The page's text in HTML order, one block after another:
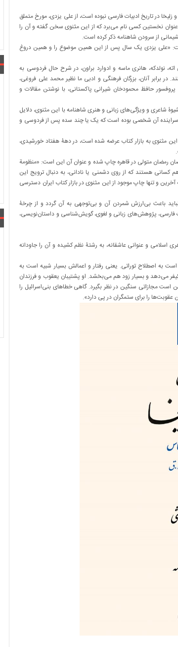
ق. نام و نشانی از مثنوی یوسف و زلیخا در تاریخ ادبیات فارسی نبوده است، از علی یزدی، مورخ متملق
عنوان نخستین کسی نام می‌برد که از این مثنوی سخن گفته و آن را
از سرودن شاهنامه ذکر کرده است.
«علی یزدی یک سال پس از این همین موضوع را و همین دروغ
نولدکه، هانری ماسه و ادوارد براون، در شرح حال فردوسی به
در برابر آنان، بزرگان فرهنگی و ادبی ما نظیر محمد علی فروغی،
حافظ محمودخان شیرانی پاکستانی، با نوشتن مقالات و
شاعری و ویژگی‌های زبانی و هنری شاهنامه با این مثنوی، دلایل
سراینده آن شخصی بوده است که یک یا چند سده پس از فردوسی و
مثنوی به بازار کتاب عرضه شده است، در دهۀ هفتاد خورشیدی،
مصری، رمضان رمضان متولی در قاهره چاپ شده و عنوان آن این است: «منظومة
کسانی هستند که از روی دشمنی یا نادانی، به دنبال ترویج این
و تنها چاپ موجود از این مثنوی در بازار کتاب ایران دسترسی
باعث بی‌ارزش شمردن آن و بی‌توجهی به آن گردد و از چرخۀ
فارسی، پژوهش‌های زبانی و لغوی، گویش‌شناسی و داستان‌نویسی،
اسلامی و عنوانی عاشقانه، به رشتۀ نظم کشیده و آن را جاودانه
به اصطلاح توراتی. یعنی رفتار و اعمالش بسیار شبیه است به
می‌دهد و بسیار زود هم می‌بخشد. او پشتیبان یعقوب و فرزندان
مجازاتی سنگین در نظر بگیرد. گاهی خطاهای بنی‌اسرائیل را
را برای ستمگران در پی دارد».